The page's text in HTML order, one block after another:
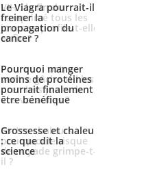
Le Viagra pourrait-il
freiner la
propagation du
cancer ?
Pourquoi manger
moins de protéines
pourrait finalement
être bénéfique
Grossesse et chaleur
: ce que dit la
science